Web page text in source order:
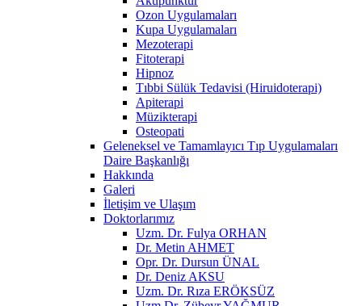
Ozon Uygulamaları
Kupa Uygulamaları
Mezoterapi
Fitoterapi
Hipnoz
Tıbbi Sülük Tedavisi (Hiruidoterapi)
Apiterapi
Müzikterapi
Osteopati
Geleneksel ve Tamamlayıcı Tıp Uygulamaları
Daire Başkanlığı
Hakkında
Galeri
İletişim ve Ulaşım
Doktorlarımız
Uzm. Dr. Fulya ORHAN
Dr. Metin AHMET
Opr. Dr. Dursun ÜNAL
Dr. Deniz AKSU
Uzm. Dr. Rıza ERÖKSÜZ